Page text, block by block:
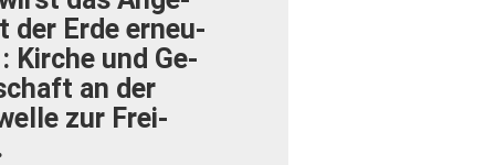
der Erde er­neu­
Kir­che und Ge­
an der
zur Frei­